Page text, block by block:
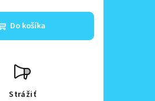
Do košíka
Strážiť